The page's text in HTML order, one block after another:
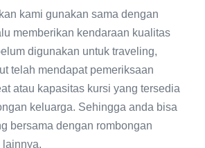
kami gunakan sama dengan
memberikan kendaraan kualitas
digunakan untuk traveling,
telah mendapat pemeriksaan
atau kapasitas kursi yang tersedia
keluarga. Sehingga anda bisa
bersama dengan rombongan
lainnya.